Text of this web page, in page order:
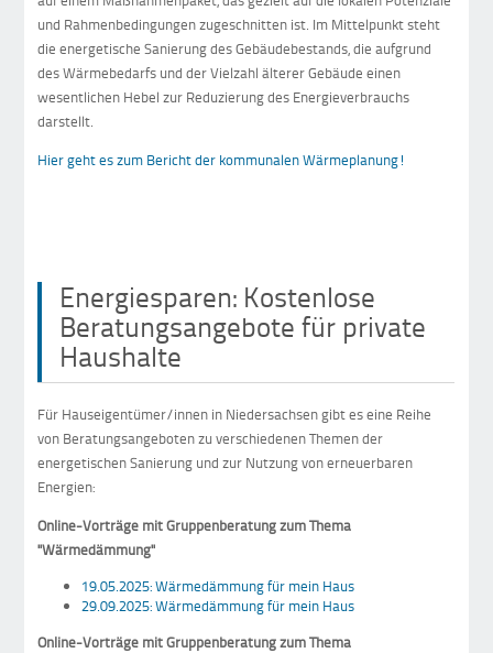
und Rahmenbedingungen zugeschnitten ist. Im Mittelpunkt steht
die energetische Sanierung des Gebäudebestands, die aufgrund
des Wärmebedarfs und der Vielzahl älterer Gebäude einen
wesentlichen Hebel zur Reduzierung des Energieverbrauchs
darstellt.
Hier geht es zum Bericht der kommunalen Wärmeplanung!
Energiesparen: Kostenlose
Beratungsangebote für private
Haushalte
Für Hauseigentümer/innen in Niedersachsen gibt es eine Reihe
von Beratungsangeboten zu verschiedenen Themen der
energetischen Sanierung und zur Nutzung von erneuerbaren
Energien:
Online-Vorträge mit Gruppenberatung zum Thema
"Wärmedämmung"
19.05.2025: Wärmedämmung für mein Haus
29.09.2025: Wärmedämmung für mein Haus
Online-Vorträge mit Gruppenberatung zum Thema